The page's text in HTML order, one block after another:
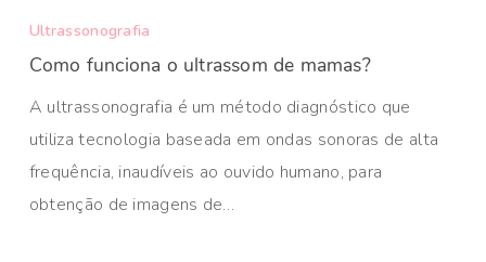
Ultrassonografia
Como funciona o ultrassom de mamas?
A ultrassonografia é um método diagnóstico que
utiliza tecnologia baseada em ondas sonoras de alta
frequência, inaudíveis ao ouvido humano, para
obtenção de imagens de…